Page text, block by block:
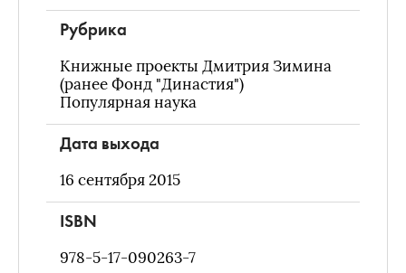
Рубрика
Книжные проекты Дмитрия Зимина
(ранее Фонд "Династия")
Популярная наука
Дата выхода
16 сентября 2015
ISBN
978-5-17-090263-7